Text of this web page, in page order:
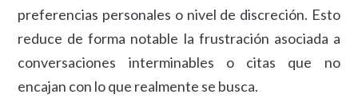
preferencias personales o nivel de discreción. Esto
reduce de forma notable la frustración asociada a
conversaciones interminables o citas que no
encajan con lo que realmente se busca.